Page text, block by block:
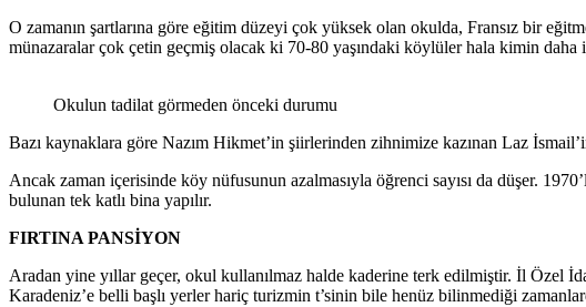
O zamanın şartlarına göre eğitim düzeyi çok yüksek olan okulda, Fransız bir
münazaralar çok çetin geçmiş olacak ki 70-80 yaşındaki köylüler hala kimin daha
Okulun tadilat görmeden önceki durumu
Bazı kaynaklara göre Nazım Hikmet’in şiirlerinden zihnimize kazınan Laz
Ancak zaman içerisinde köy nüfusunun azalmasıyla öğrenci sayısı da düşer.
bulunan tek katlı bina yapılır.
FIRTINA PANSİYON
Aradan yine yıllar geçer, okul kullanılmaz halde kaderine terk edilmiştir. İl Özel
Karadeniz’e belli başlı yerler hariç turizmin t’sinin bile henüz bilinmediği